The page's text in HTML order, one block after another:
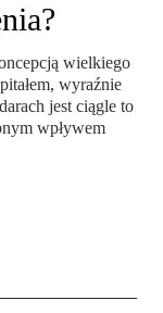
wielkiego
wyraźnie
jest ciągle to
wpływem